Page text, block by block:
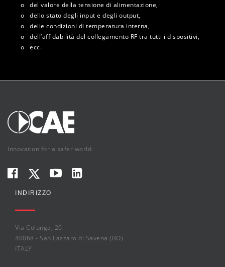
o del valore della tensione di alimentazione,
o dello stato degli input e degli output,
o delle condizioni di temperatura interna,
o dell’affidabilità del collegamento RF tra tutti i dispositivi,
o ecc.
Innovation for a safer world
INDIRIZZO
Via Colunga, 20
40068 - San Lazzaro di Savena (BO)
ITALY